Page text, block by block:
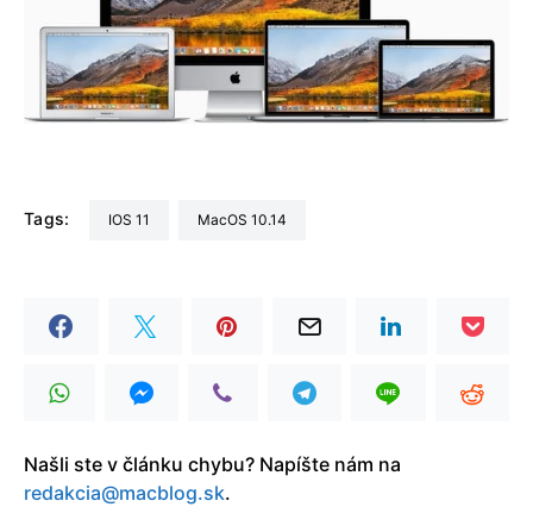
Tags: iOS 11 macOS 10.14
Našli ste v článku chybu? Napíšte nám na
redakcia@macblog.sk.